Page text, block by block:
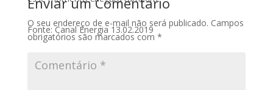
Fonte: Canal Energia 13.02.2019
O seu endereço de e-mail não será publicado. Campos
obrigatórios são marcados com *